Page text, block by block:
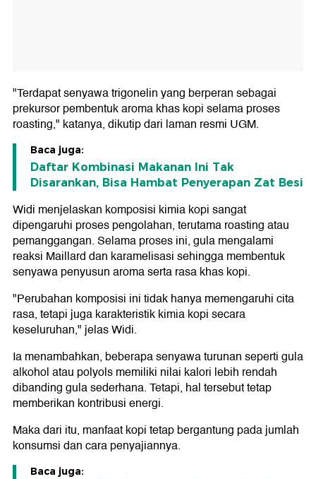
"Terdapat senyawa trigonelin yang berperan sebagai
prekursor pembentuk aroma khas kopi selama proses
roasting," katanya, dikutip dari laman resmi UGM.
Baca juga:
Daftar Kombinasi Makanan Ini Tak
Disarankan, Bisa Hambat Penyerapan Zat Besi
Widi menjelaskan komposisi kimia kopi sangat
dipengaruhi proses pengolahan, terutama roasting atau
pemanggangan. Selama proses ini, gula mengalami
reaksi Maillard dan karamelisasi sehingga membentuk
senyawa penyusun aroma serta rasa khas kopi.
"Perubahan komposisi ini tidak hanya memengaruhi cita
rasa, tetapi juga karakteristik kimia kopi secara
keseluruhan," jelas Widi.
Ia menambahkan, beberapa senyawa turunan seperti gula
alkohol atau polyols memiliki nilai kalori lebih rendah
dibanding gula sederhana. Tetapi, hal tersebut tetap
memberikan kontribusi energi.
Maka dari itu, manfaat kopi tetap bergantung pada jumlah
konsumsi dan cara penyajiannya.
Baca juga: